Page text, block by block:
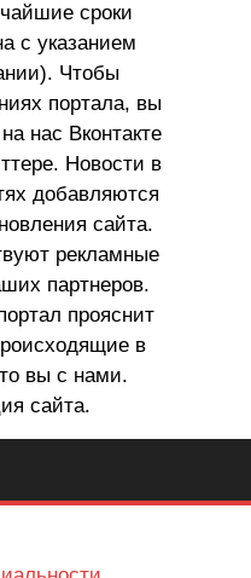
сроки
с указанием
Чтобы
портала, вы
нас Вконтакте
Новости в
добавляются
сайта.
рекламные
партнеров.
прояснит
в
вы с нами.
сайта.